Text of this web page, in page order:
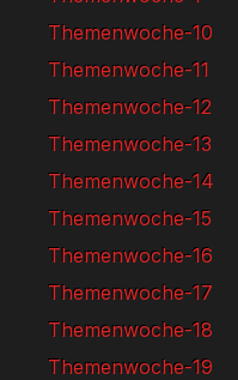
Themenwoche-10
Themenwoche-11
Themenwoche-12
Themenwoche-13
Themenwoche-14
Themenwoche-15
Themenwoche-16
Themenwoche-17
Themenwoche-18
Themenwoche-19